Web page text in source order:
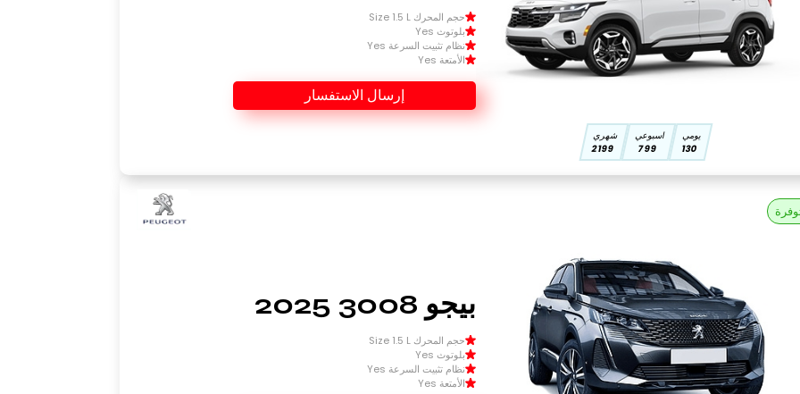
يومي
130
اسبوعي
799
شهري
2199
حجم المحرك Size 1.5 L
بلوتوث Yes
نظام تثبيت السرعة Yes
الأمتعة Yes
إرسال الاستفسار
بيجو 3008 2025
حجم المحرك Size 1.5 L
بلوتوث Yes
نظام تثبيت السرعة Yes
الأمتعة Yes